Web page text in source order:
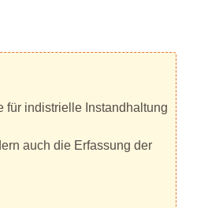
für indistrielle Instandhaltung
auch die Erfassung der